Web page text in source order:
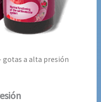
gotas a alta presión